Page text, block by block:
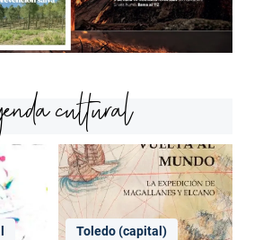
cultural
Toledo (capital)